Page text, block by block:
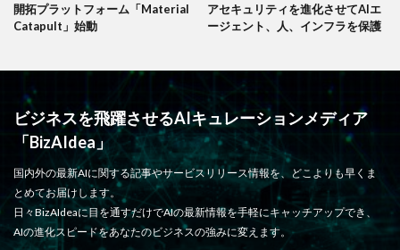
開拓プラットフォーム「Material
Catapult」始動
アセキュリティを進化させてAIエ
ージェント、人、インフラを保護
ビジネスを飛躍させるAIキュレーションメディア
「BizAIdea」
国内外の最新AIに関する記事やサービスリリース情報を、どこよりも早くま
とめてお届けします。
日々BizAIdeaに目を通すだけでAIの最新情報を手軽にキャッチアップでき、
AIの進化スピードをあなたのビジネスの強みに変えます。